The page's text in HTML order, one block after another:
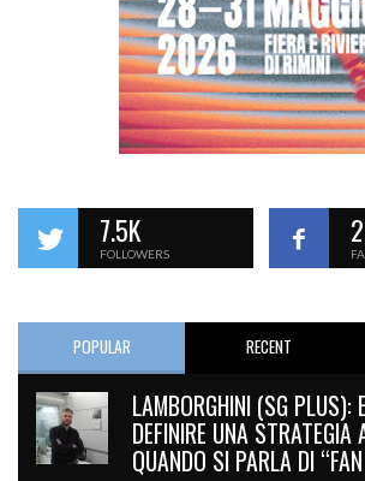
7.5K
FOLLOWERS
POPULAR RECENT
LAMBORGHINI (SG PLUS):
DEFINIRE UNA STRATEGIA
QUANDO SI PARLA DI